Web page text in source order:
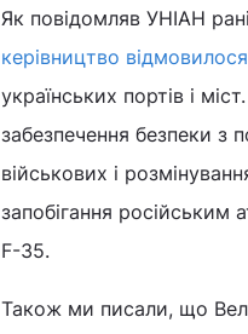
Як повідомляв УНІАН
керівництво відмовилося
українських портів і
забезпечення безпеки з
військових і
запобігання російським
F-35.
Також ми писали, що